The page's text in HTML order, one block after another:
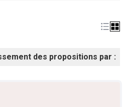
des propositions par :